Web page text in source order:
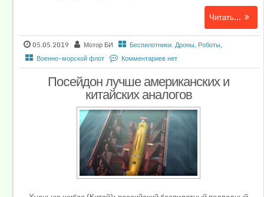
Читать...
05.05.2019 Мотор БИ Беспилотники. Дроны, Роботы,
Военно-морской флот
Комментариев нет
Поcейдон лучше американских и
китайских аналогов